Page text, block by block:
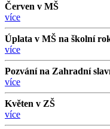
Červen v MŠ
více
Úplata v MŠ na školní
více
Pozvání na Zahradní
více
Květen v ZŠ
více